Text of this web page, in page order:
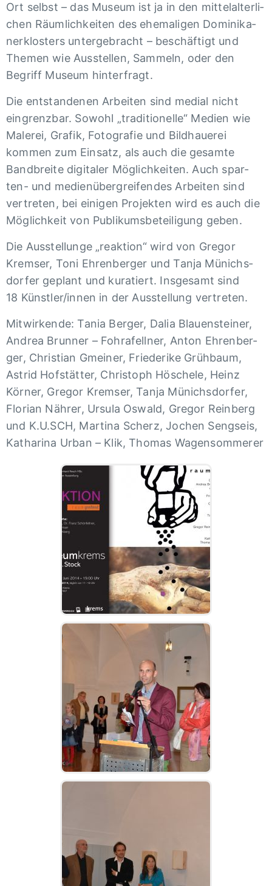
Ort selbst – das Museum ist ja in den mittel­al­ter­li­
chen Räum­lich­kei­ten des ehema­li­gen Domi­ni­ka­
ner­klos­ters unter­ge­bracht – beschäf­tigt und
Themen wie Auss­tel­len, Sammeln, oder den
Begriff Museum hinter­fragt.
Die entstan­de­nen Arbei­ten sind medial nicht
eingrenz­bar. Sowohl „tra­di­tio­nelle“ Medien wie
Male­rei, Grafik, Foto­gra­fie und Bild­haue­rei
kommen zum Einsatz, als auch die gesamte
Band­breite digi­ta­ler Möglich­kei­ten. Auch spar­
ten- und medien­über­grei­fen­des Arbei­ten sind
vertre­ten, bei eini­gen Projek­ten wird es auch die
Möglich­keit von Publi­kums­be­tei­li­gung geben.
Die Auss­tel­lunge „reak­tion“ wird von Gregor
Krem­ser, Toni Ehren­ber­ger und Tanja Münichs­
dor­fer geplant und kura­tiert. Insge­samt sind
18 Künst­ler/innen in der Auss­tel­lung vertre­ten.
Mitwir­kende: Tania Berger, Dalia Blau­en­stei­ner,
Andrea Brun­ner – Fohra­fell­ner, Anton Ehren­ber­
ger, Chris­tian Gmei­ner, Frie­de­rike Grüh­baum,
Astrid Hofs­tät­ter, Chri­stoph Höschele, Heinz
Körner, Gregor Krem­ser, Tanja Münichs­dor­fer,
Florian Nährer, Ursula Oswald, Gregor Rein­berg
und K.U.SCH, Martina Scherz, Jochen Sengseis,
Katha­rina Urban – Klik, Thomas Wagen­som­me­rer